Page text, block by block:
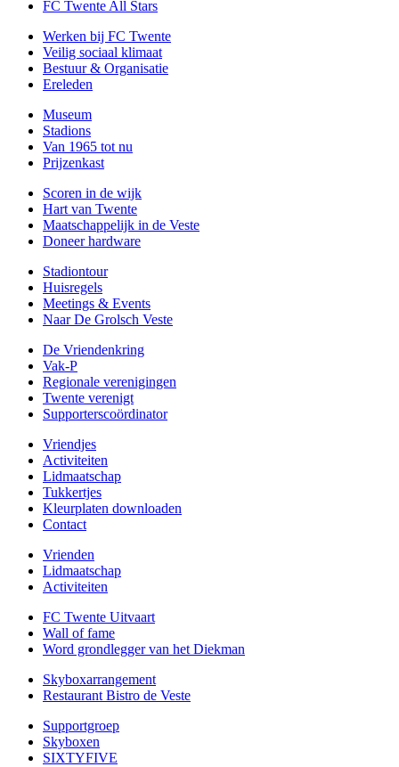
FC Twente All Stars
Werken bij FC Twente
Veilig sociaal klimaat
Bestuur & Organisatie
Ereleden
Museum
Stadions
Van 1965 tot nu
Prijzenkast
Scoren in de wijk
Hart van Twente
Maatschappelijk in de Veste
Doneer hardware
Stadiontour
Huisregels
Meetings & Events
Naar De Grolsch Veste
De Vriendenkring
Vak-P
Regionale verenigingen
Twente verenigt
Supporterscoördinator
Vriendjes
Activiteiten
Lidmaatschap
Tukkertjes
Kleurplaten downloaden
Contact
Vrienden
Lidmaatschap
Activiteiten
FC Twente Uitvaart
Wall of fame
Word grondlegger van het Diekman
Skyboxarrangement
Restaurant Bistro de Veste
Supportgroep
Skyboxen
SIXTYFIVE